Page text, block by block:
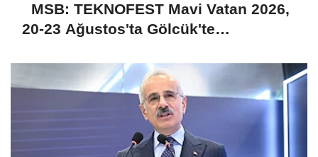
MSB: TEKNOFEST Mavi Vatan 2026,
20-23 Ağustos'ta Gölcük'te